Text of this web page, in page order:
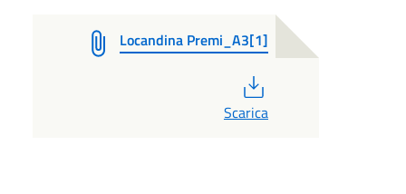
Locandina Premi_A3[1]
Scarica